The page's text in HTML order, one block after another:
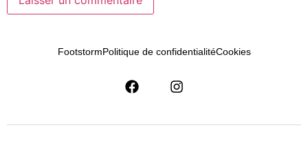
FootstormPolitique de confidentialitéCookies